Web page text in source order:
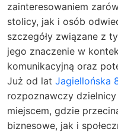
zainteresowaniem
stolicy, jak i osób
szczegóły związane z
jego znaczenie w
komunikacyjną oraz
Już od lat Jagiellońska
rozpoznawczy dzielnicy
miejscem, gdzie
biznesowe, jak i